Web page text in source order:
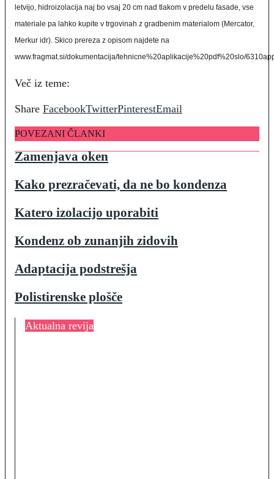
letvijo, hidroizolacija naj bo vsaj 20 cm nad tlakom v predelu fasade, vse
materiale pa lahko kupite v trgovinah z gradbenim materialom (Mercator,
Merkur idr). Skico prereza z opisom najdete na
www.fragmat.si/dokumentacija/tehnicne%20aplikacije%20pdf%20slo/
Več iz teme:
Share FacebookTwitterPinterestEmail
POVEZANI ČLANKI
Zamenjava oken
Kako prezračevati, da ne bo kondenza
Katero izolacijo uporabiti
Kondenz ob zunanjih zidovih
Adaptacija podstrešja
Polistirenske plošče
Aktualna revija